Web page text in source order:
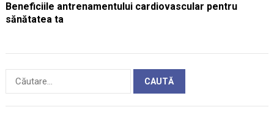
Beneficiile antrenamentului cardiovascular pentru
sănătatea ta
Caută